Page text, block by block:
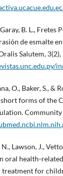
B. L., Fretes
de esmalte
Salutem,
O., Baker, S., &
forms of the
Lawson, J.,
oral health-
treatment for